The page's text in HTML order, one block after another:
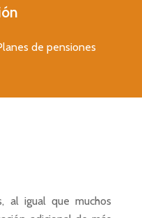
de pensiones
al igual que muchos